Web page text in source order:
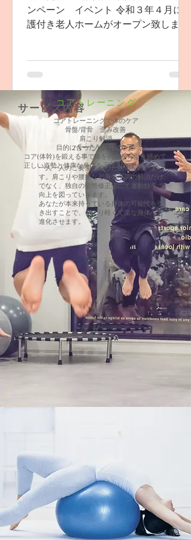
ンペーン イベント 令和３年４月に介
護付き老人ホームがオープン致しま
いきますので楽しみにお待ちくださ
い！
コアトレーニング
コアトレーニングで体のケア
骨盤/背骨 歪み改善
肩こり解消
目的に合ったトレーニング
コア(体幹)を鍛える事で体を内側から引き締めて
正しい姿勢と健康な身体を手に入れよう!!
サービス内容
​パーソナルケア
一人一人のご要望に沿った施術を行いま
す。肩こりや腰痛など身体不調の解消だけ
でなく、独自の姿勢修正法にて運動効率の
向上を図っていきます。
​あなたが本来持っている身体の可能性を引
き出すことで、今より軽くて楽な身体へと
進化させます。